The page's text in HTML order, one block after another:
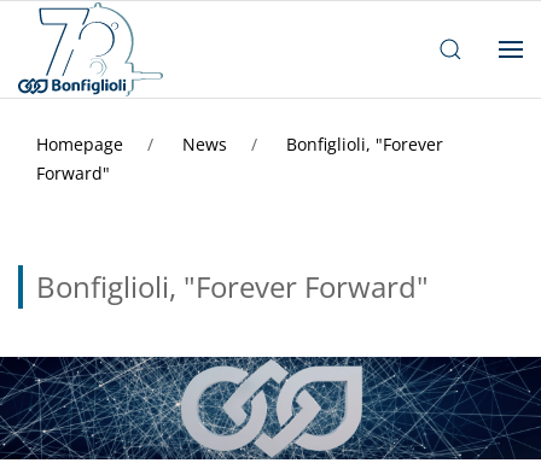
Homepage News
Bonfiglioli, "Forever
Forward"
Bonfiglioli, "Forever Forward"